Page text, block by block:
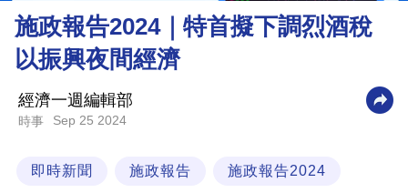
財
商
業
科
施政報告2024｜特首擬下調烈酒稅
以振興夜間經濟
經濟一週編輯部
時事 Sep 25 2024
即時新聞 施政報告 施政報告2024